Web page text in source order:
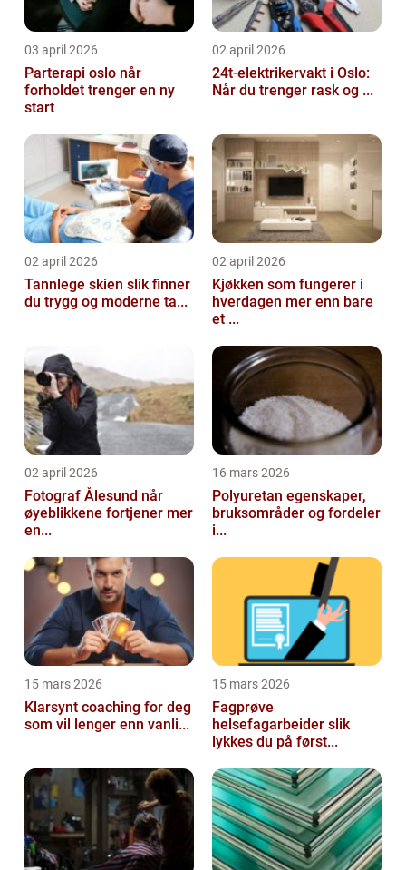
03 april 2026
Parterapi oslo når
forholdet trenger en ny
start
02 april 2026
24t-elektrikervakt i Oslo:
Når du trenger rask og ...
02 april 2026
Tannlege skien slik finner
du trygg og moderne ta...
02 april 2026
Kjøkken som fungerer i
hverdagen mer enn bare
et ...
02 april 2026
Fotograf Ålesund når
øyeblikkene fortjener mer
en...
16 mars 2026
Polyuretan egenskaper,
bruksområder og fordeler
i...
15 mars 2026
Klarsynt coaching for deg
som vil lenger enn vanli...
15 mars 2026
Fagprøve
helsefagarbeider slik
lykkes du på først...